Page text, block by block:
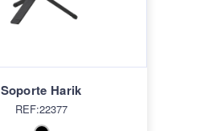
Soporte Harik
REF:22377